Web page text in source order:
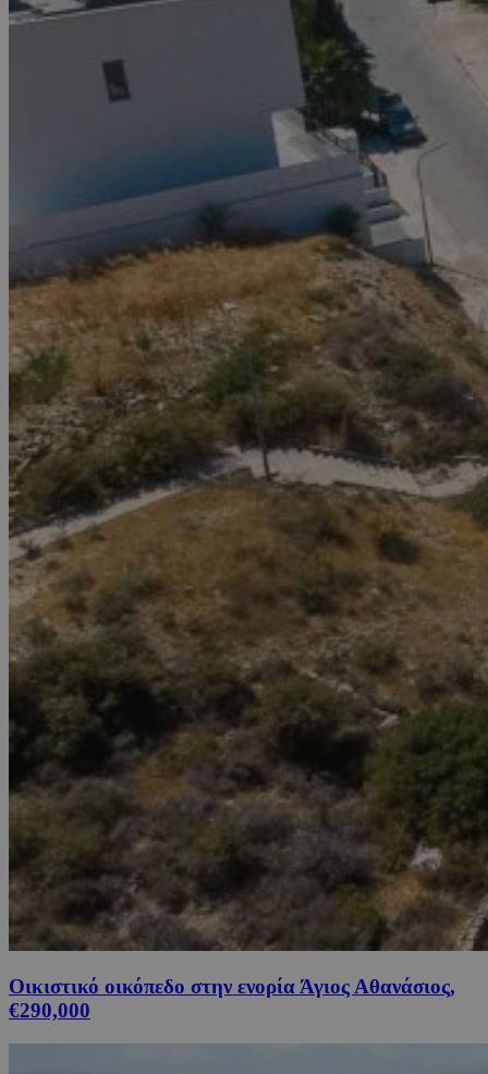
Οικιστικό οικόπεδο στην ενορία Άγιος Αθανάσιος,
€290,000